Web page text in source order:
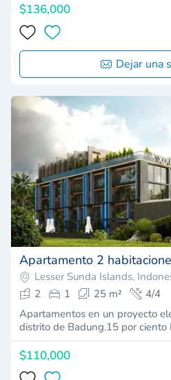
$136,000
Dejar una
Apartamento 2
Lesser Sunda Islands,
2
1 25 m²
4/4
Apartamentos en un proyecto
distrito de Badung.15 por ciento
$110,000